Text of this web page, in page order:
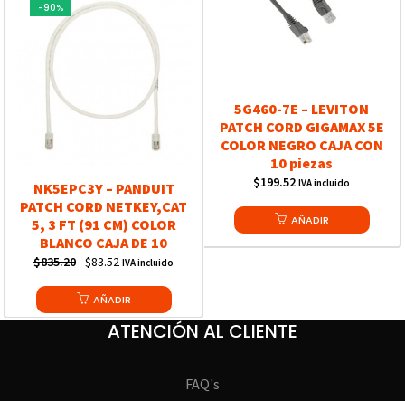
5G460-7E – LEVITON
PATCH CORD GIGAMAX 5E
COLOR NEGRO CAJA CON
10 piezas
$199.52 IVA incluido
AÑADIR
-90%
NK5EPC3Y – PANDUIT
PATCH CORD NETKEY,CAT
5, 3 FT (91 CM) COLOR
BLANCO CAJA DE 10
$835.20 Original
was:
$835.20.
$83.52Current
is:
$83.52.
IVA incluido
AÑADIR
ATENCIÓN AL CLIENTE
FAQ's